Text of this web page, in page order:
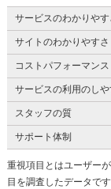
サービスのわかりやす
サイトのわかりやすさ
コストパフォーマンス
サービスの利用のしや
スタッフの質
サポート体制
重視項目とはユーザー
目を調査したデータで